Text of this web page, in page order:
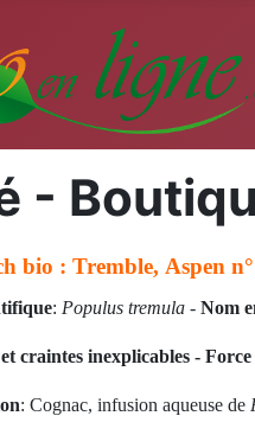
-
bio : Tremble, Aspen
: Populus tremula - Nom
et craintes inexplicables -
: Cognac, infusion aqueuse de